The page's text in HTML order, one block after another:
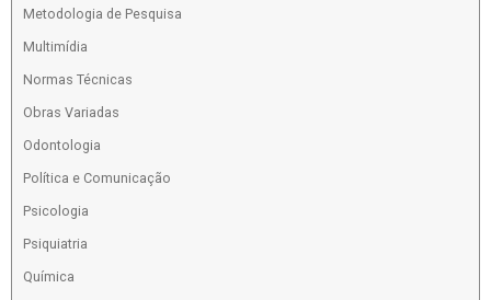
Metodologia de Pesquisa
Multimídia
Normas Técnicas
Obras Variadas
Odontologia
Política e Comunicação
Psicologia
Psiquiatria
Química